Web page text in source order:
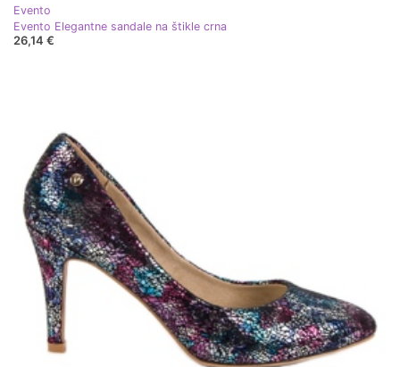
Evento
Evento Elegantne sandale na štikle crna
26,14 €